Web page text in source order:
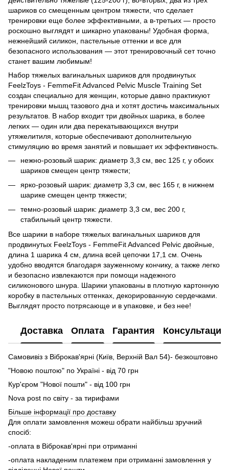
шариков со смещенным центром тяжести, что сделает
тренировки еще более эффективными, а в-третьих — просто
роскошно выглядят и шикарно упакованы! Удобная форма,
нежнейший силикон, пастельные оттенки и все для
безопасного использования — этот тренировочный сет точно
станет вашим любимым!
Набор тяжелых вагинальных шариков для продвинутых
FeelzToys - FemmeFit Advanced Pelvic Muscle Training Set
создан специально для женщин, которые давно практикуют
тренировки мышц тазового дна и хотят достичь максимальных
результатов. В набор входит три двойных шарика, в более
легких — один или два перекатывающихся внутри
утяжелитиля, которые обеспечивают дополнительную
стимуляцию во время занятий и повышает их эффективность.
нежно-розовый шарик: диаметр 3,3 см, вес 125 г, у обоих
шариков смещен центр тяжести;
ярко-розовый шарик: диаметр 3,3 см, вес 165 г, в нижнем
шарике смещен центр тяжести;
темно-розовый шарик: диаметр 3,3 см, вес 200 г,
стабильный центр тяжести.
Все шарики в наборе тяжелых вагинальных шариков для
продвинутых FeelzToys - FemmeFit Advanced Pelvic двойные,
длина 1 шарика 4 см, длина всей цепочки 17,1 см. Очень
удобно вводятся благодаря зауженному кончику, а также легко
и безопасно извлекаются при помощи надежного
силиконового шнура. Шарики упакованы в плотную картонную
коробку в пастельных оттенках, декорированную сердечками.
Выглядят просто потрясающе и в упаковке, и без нее!
Доставка Оплата Гарантия Консультация
Самовивіз з Віброкав'ярні (Київ, Верхній Вал 54)- безкоштовно
"Новою поштою" по Україні - від 70 грн
Кур'єром "Нової пошти" - від 100 грн
Nova post по світу - за тирифами
Більше інформації про доставку
Для оплати замовлення можеш обрати найбільш зручний
спосіб:
-оплата в Віброкав'ярні при отриманні
-оплата накладеним платежем при отриманні замовлення у